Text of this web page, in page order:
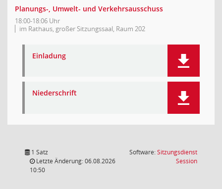
Planungs-, Umwelt- und Verkehrsausschuss
18:00-18:06 Uhr
im Rathaus, großer Sitzungssaal, Raum 202
Einladung
Niederschrift
1 Satz
Letzte Änderung: 06.08.2026
10:50
Software:Sitzungsdienst
Session(Wird in